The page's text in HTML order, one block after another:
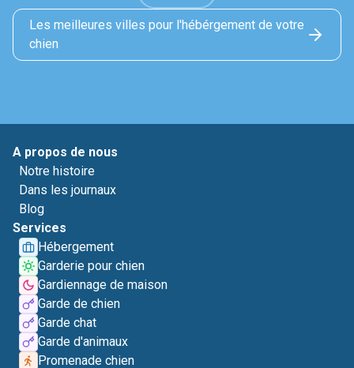
Les meilleures villes pour l'hébérgement de votre
chien
A propos de nous
Notre histoire
Dans les journaux
Blog
Services
Hébergement
Garderie pour chien
Gardiennage de maison
Garde de chien
Garde chat
Garde d'animaux
Promenade chien